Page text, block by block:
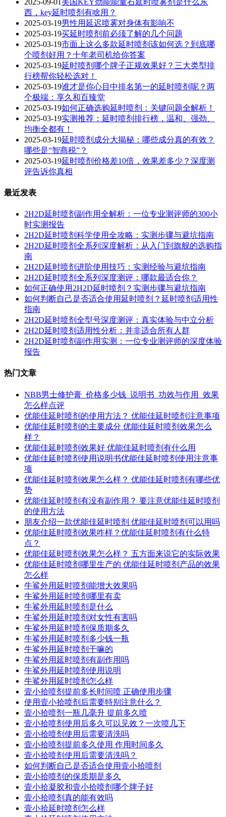
西，key延时喷剂有啥用？
2025-03-19男性用延迟喷雾对身体有影响不
2025-03-19买延时喷剂前必须了解的几个问题
2025-03-19市面上这么多款延时喷剂该如何选？到底哪
个喷剂好用？十年老司机给你答案
2025-03-19延时喷剂哪个牌子正规效果好？三大类型排
行榜帮你轻松选对！
2025-03-19谁才是你心目中排名第一的延时喷剂呢？两
个极端：享久和百臻堂
2025-03-19如何正确选购延时喷剂：关键问题全解析！
2025-03-19实测推荐：延时喷剂排行榜，温和、强劲、
均衡全都有！
2025-03-19延时喷剂成分大揭秘：哪些成分真的有效？
哪些是“智商税”？
2025-03-19延时喷剂价格差10倍，效果差多少？深度测
评告诉你真相
最近发表
2H2D延时喷剂副作用全解析：一位专业测评师的300小
时实测报告
2H2D延时喷剂科学使用全攻略：实测步骤与避坑指南
2H2D延时喷剂全系列深度解析：从入门到旗舰的选购指
南
2H2D延时喷剂进阶使用技巧：实测经验与避坑指南
2H2D延时喷剂全系列深度测评：哪款最适合你？
如何正确使用2H2D延时喷剂？实测步骤与避坑指南
如何判断自己是否适合使用延时喷剂？延时喷剂适用性
指南
2H2D延时喷剂全型号深度测评：真实体验与中立分析
2H2D延时喷剂适用性分析：并非适合所有人群
2H2D延时喷剂副作用实测：一位专业测评师的深度体验
报告
热门文章
NBB男士修护膏_价格多少钱_说明书_功效与作用_效果
怎么样点评
优能佳延时喷剂的使用方法？ 优能佳延时喷剂注意事项
优能佳延时喷剂的主要成分 优能佳延时喷剂效果怎么
样？
优能佳延时喷剂效果好 优能佳延时喷剂有什么用
优能佳延时喷剂使用说明书优能佳延时喷剂使用注意事
项
优能佳延时喷剂效果怎么样？ 优能佳延时喷剂有哪些优
势
优能佳延时喷剂有没有副作用？ 要注意优能佳延时喷剂
的使用方法
朋友介绍一款优能佳延时喷剂 优能佳延时喷剂可以用吗
优能佳延时喷剂效果咋样？优能佳延时喷剂有什么特
点？
优能佳延时喷剂效果怎么样？ 五方面来说它的实际效果
优能佳延时喷剂哪里生产的 优能佳延时喷剂产品的效果
怎么样
牛鲨外用延时喷剂能增大效果吗
牛鲨外用延时喷剂哪里有卖
牛鲨外用延时喷剂是什么
牛鲨外用延时喷剂对女性有害吗
牛鲨外用延时喷剂保质期多久
牛鲨外用延时喷剂多少钱一瓶
牛鲨外用延时喷剂干嘛的
牛鲨外用延时喷剂有副作用吗
牛鲨外用延时喷剂使用说明
牛鲨外用延时喷剂怎么样
壹小拾喷剂提前多长时间喷 正确使用步骤
使用壹小拾喷剂后需要特别注意什么？
壹小拾喷剂一瓶几毫升 提前多久喷
壹小拾喷剂使用后多久可以见效？一次喷几下
壹小拾喷剂使用后需要清洗吗
壹小拾喷剂提前多久使用 作用时间多久
壹小拾喷剂使用后需要清洗吗？
如何判断自己是否适合使用壹小拾喷剂
壹小拾喷剂的保质期是多久
壹小拾凝胶和壹小拾喷剂哪个牌子好
壹小拾喷剂真的能有效吗
壹小拾延时喷剂怎么样